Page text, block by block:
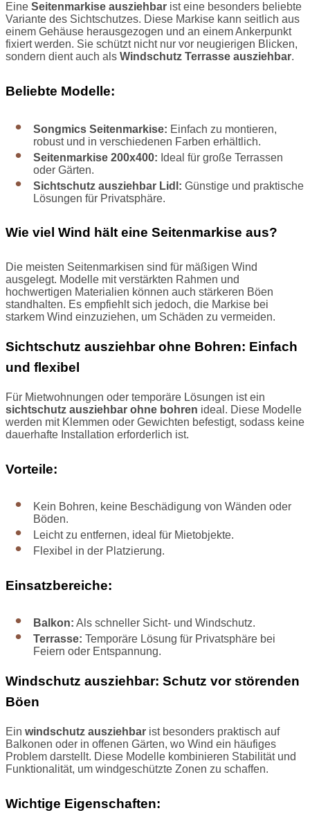
Eine Seitenmarkise ausziehbar ist eine besonders beliebte
Variante des Sichtschutzes. Diese Markise kann seitlich aus
einem Gehäuse herausgezogen und an einem Ankerpunkt
fixiert werden. Sie schützt nicht nur vor neugierigen Blicken,
sondern dient auch als Windschutz Terrasse ausziehbar.
Beliebte Modelle:
Songmics Seitenmarkise: Einfach zu montieren,
robust und in verschiedenen Farben erhältlich.
Seitenmarkise 200x400: Ideal für große Terrassen
oder Gärten.
Sichtschutz ausziehbar Lidl: Günstige und praktische
Lösungen für Privatsphäre.
Wie viel Wind hält eine Seitenmarkise aus?
Die meisten Seitenmarkisen sind für mäßigen Wind
ausgelegt. Modelle mit verstärkten Rahmen und
hochwertigen Materialien können auch stärkeren Böen
standhalten. Es empfiehlt sich jedoch, die Markise bei
starkem Wind einzuziehen, um Schäden zu vermeiden.
Sichtschutz ausziehbar ohne Bohren: Einfach
und flexibel
Für Mietwohnungen oder temporäre Lösungen ist ein
sichtschutz ausziehbar ohne bohren ideal. Diese Modelle
werden mit Klemmen oder Gewichten befestigt, sodass keine
dauerhafte Installation erforderlich ist.
Vorteile:
Kein Bohren, keine Beschädigung von Wänden oder
Böden.
Leicht zu entfernen, ideal für Mietobjekte.
Flexibel in der Platzierung.
Einsatzbereiche:
Balkon: Als schneller Sicht- und Windschutz.
Terrasse: Temporäre Lösung für Privatsphäre bei
Feiern oder Entspannung.
Windschutz ausziehbar: Schutz vor störenden
Böen
Ein windschutz ausziehbar ist besonders praktisch auf
Balkonen oder in offenen Gärten, wo Wind ein häufiges
Problem darstellt. Diese Modelle kombinieren Stabilität und
Funktionalität, um windgeschützte Zonen zu schaffen.
Wichtige Eigenschaften: